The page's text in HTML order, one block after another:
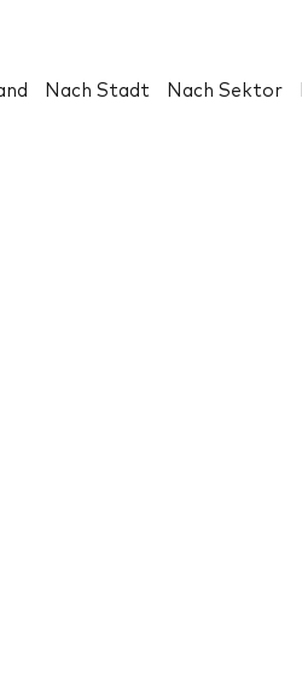
Nach Stadt Nach Sektor